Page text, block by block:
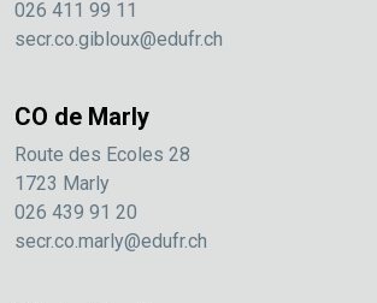
026 411 99 11
secr.co.gibloux@edufr.ch
CO de Marly
Route des Ecoles 28
1723 Marly
026 439 91 20
secr.co.marly@edufr.ch